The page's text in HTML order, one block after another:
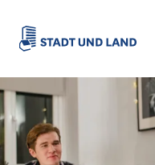
Was so kreucht